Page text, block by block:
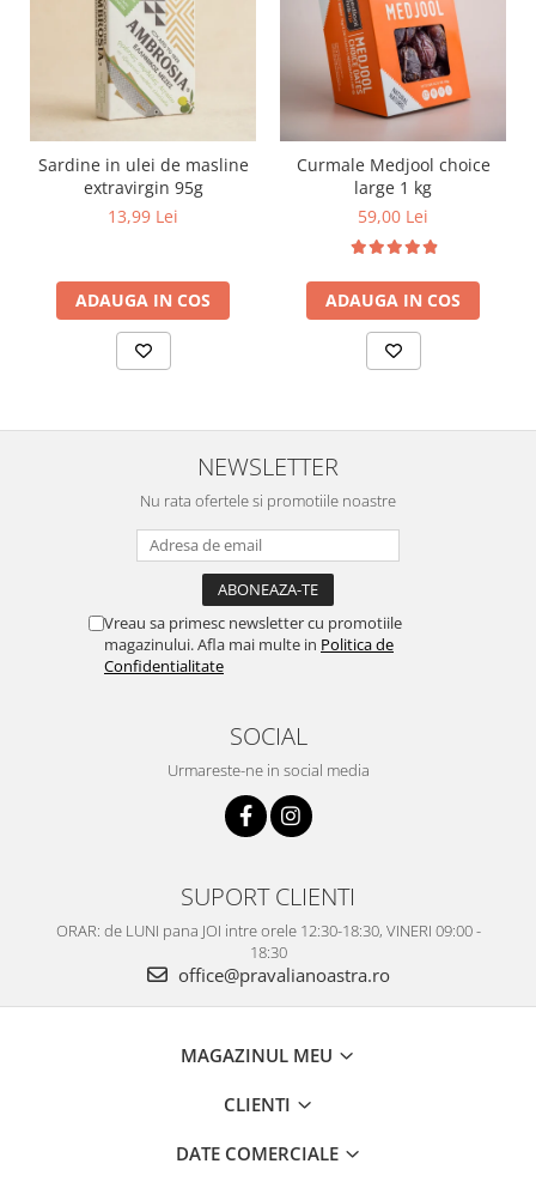
Sardine in ulei de masline
extravirgin 95g
13,99 Lei
ADAUGA IN COS
Curmale Medjool choice
large 1 kg
59,00 Lei
ADAUGA IN COS
NEWSLETTER
Nu rata ofertele si promotiile noastre
Vreau sa primesc newsletter cu promotiile
magazinului. Afla mai multe in Politica de
Confidentialitate
SOCIAL
Urmareste-ne in social media
SUPORT CLIENTI
ORAR: de LUNI pana JOI intre orele 12:30-18:30, VINERI 09:00 -
18:30
office@pravalianoastra.ro
MAGAZINUL MEU
CLIENTI
DATE COMERCIALE